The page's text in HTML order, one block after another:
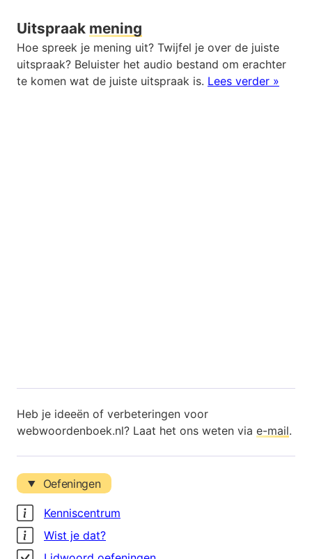
Uitspraak mening
Hoe spreek je mening uit? Twijfel je over de juiste
uitspraak? Beluister het audio bestand om erachter
te komen wat de juiste uitspraak is. Lees verder »
Heb je ideeën of verbeteringen voor
webwoordenboek.nl? Laat het ons weten via e-mail.
Oefeningen
Kenniscentrum
Wist je dat?